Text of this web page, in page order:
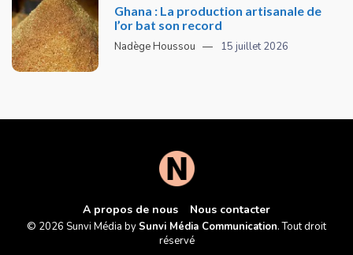
Ghana : La production artisanale de
l’or bat son record
Nadège Houssou 15 juillet 2026
A propos de nous Nous contacter
© 2026 Sunvi Média by Sunvi Média Communication. Tout droit
réservé